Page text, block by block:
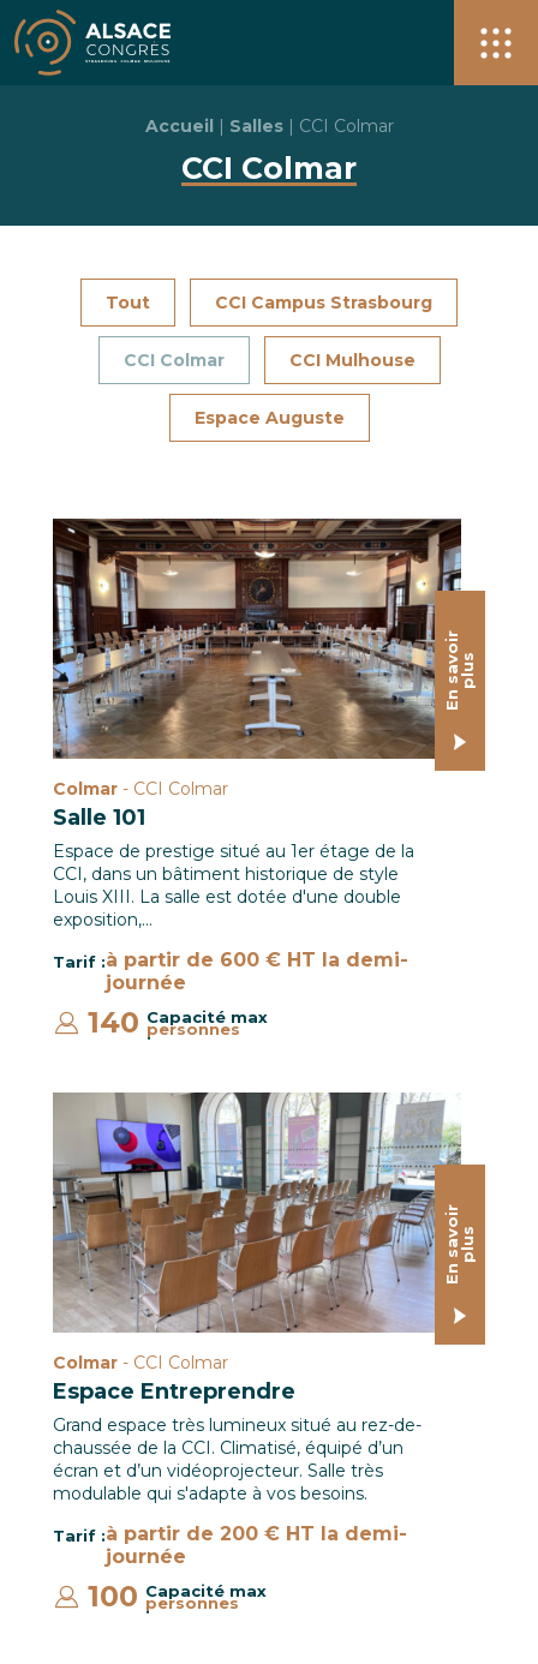
Alsace Congrès + de 40 salles pour vos événements à
Accueil| Salles| CCI Colmar
CCI Colmar
Tout CCI Campus Strasbourg
CCI Colmar CCI Mulhouse
Espace Auguste
Colmar-salle-101-1
E
n
s
av
o
i
r
p
l
us
Colmar - CCI Colmar
Salle 101
Espace de prestige situé au 1er étage de la
CCI, dans un bâtiment historique de style
Louis XIII. La salle est dotée d'une double
exposition,…
Tarif :à partir de 600 € HT la demi-
journée
Capacité max
:
140 personnes
L'Espace Entreprendre en mode conférence
E
n
s
av
o
i
r
p
l
us
Colmar - CCI Colmar
Espace Entreprendre
Grand espace très lumineux situé au rez-de-
chaussée de la CCI. Climatisé, équipé d’un
écran et d’un vidéoprojecteur. Salle très
modulable qui s'adapte à vos besoins.
Tarif :à partir de 200 € HT la demi-
journée
Capacité max
:
100 personnes